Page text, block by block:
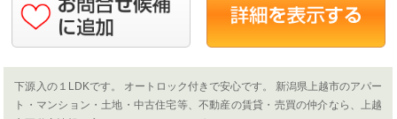
下源入の１LDKです。 オートロック付きで安心です。 新潟県上越市のアパー
ト・マンション・土地・中古住宅等、不動産の賃貸・売買の仲介なら、上越